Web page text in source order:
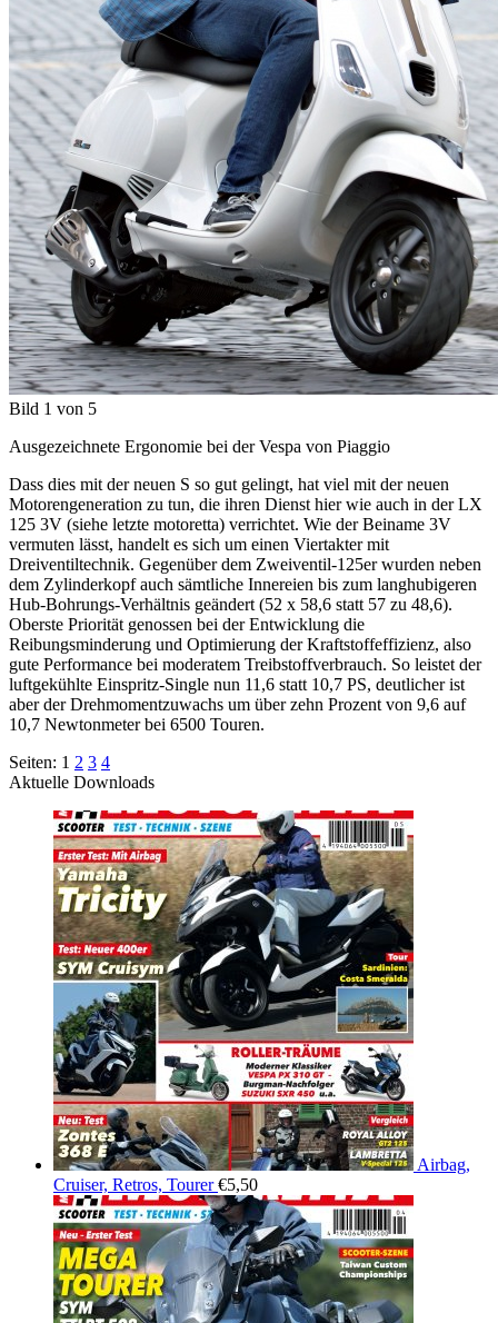
Bild 1 von 5
Ausgezeichnete Ergonomie bei der Vespa von Piaggio
Dass dies mit der neuen S so gut gelingt, hat viel mit der neuen
Motorengeneration zu tun, die ihren Dienst hier wie auch in der LX
125 3V (siehe letzte motoretta) verrichtet. Wie der Beiname 3V
vermuten lässt, handelt es sich um einen Viertakter mit
Dreiventiltechnik. Gegenüber dem Zweiventil-125er wurden neben
dem Zylinderkopf auch sämtliche Innereien bis zum langhubigeren
Hub-Bohrungs-Verhältnis geändert (52 x 58,6 statt 57 zu 48,6).
Oberste Priorität genossen bei der Entwicklung die
Reibungsminderung und Optimierung der Kraftstoffeffizienz, also
gute Performance bei moderatem Treibstoffverbrauch. So leistet der
luftgekühlte Einspritz-Single nun 11,6 statt 10,7 PS, deutlicher ist
aber der Drehmomentzuwachs um über zehn Prozent von 9,6 auf
10,7 Newtonmeter bei 6500 Touren.
Seiten: 1 2 3 4
Aktuelle Downloads
Airbag,
Cruiser, Retros, Tourer €5,50